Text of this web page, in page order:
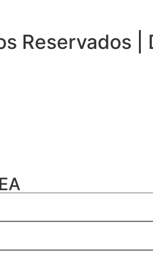
Reservados |